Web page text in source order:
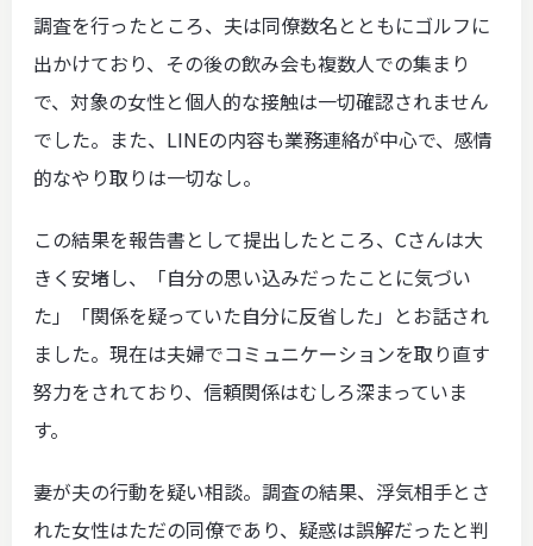
調査を行ったところ、夫は同僚数名とともにゴルフに
出かけており、その後の飲み会も複数人での集まり
で、対象の女性と個人的な接触は一切確認されません
でした。また、LINEの内容も業務連絡が中心で、感情
的なやり取りは一切なし。
この結果を報告書として提出したところ、Cさんは大
きく安堵し、「自分の思い込みだったことに気づい
た」「関係を疑っていた自分に反省した」とお話され
ました。現在は夫婦でコミュニケーションを取り直す
努力をされており、信頼関係はむしろ深まっていま
す。
妻が夫の行動を疑い相談。調査の結果、浮気相手とさ
れた女性はただの同僚であり、疑惑は誤解だったと判